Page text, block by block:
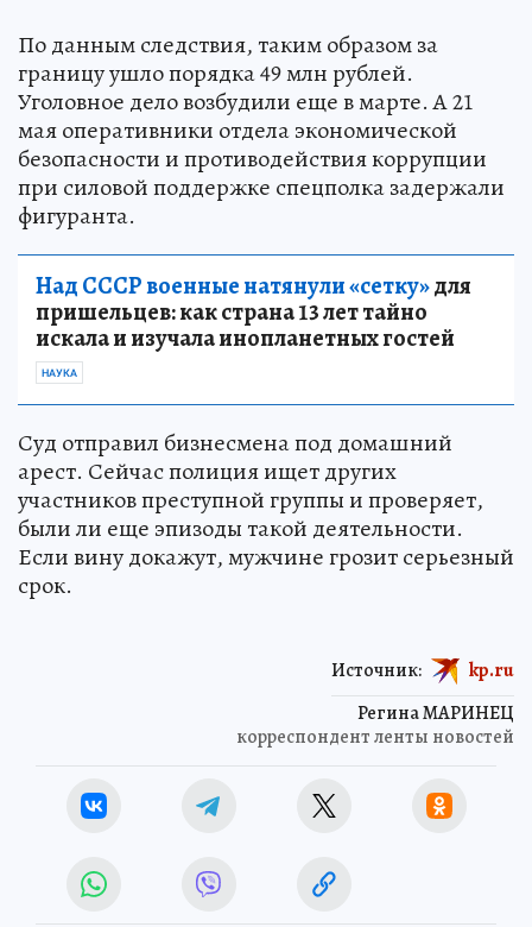
По данным следствия, таким образом за
границу ушло порядка 49 млн рублей.
Уголовное дело возбудили еще в марте. А 21
мая оперативники отдела экономической
безопасности и противодействия коррупции
при силовой поддержке спецполка задержали
фигуранта.
Над СССР военные натянули «сетку»для
пришельцев: как страна 13 лет тайно
искала и изучала инопланетных гостей
НАУКА
Суд отправил бизнесмена под домашний
арест. Сейчас полиция ищет других
участников преступной группы и проверяет,
были ли еще эпизоды такой деятельности.
Если вину докажут, мужчине грозит серьезный
срок.
Регина МАРИНЕЦ
корреспондент ленты новостей
Источник: kp.ru